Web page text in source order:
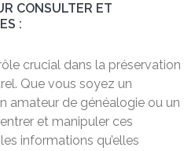
CONSULTER ET
:
crucial dans la préservation
Que vous soyez un
amateur de généalogie ou un
et manipuler ces
informations qu’elles